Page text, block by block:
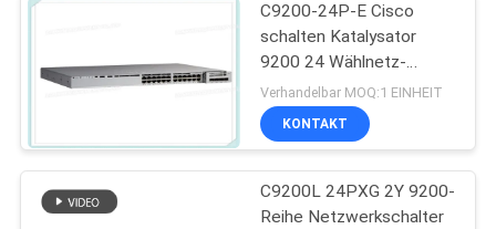
C9200-24P-E Cisco
schalten Katalysator
9200 24 Wählnetz-
Wesensmerkmale des
Hafen-PoE+
Verhandelbar MOQ:1 EINHEIT
KONTAKT
C9200L 24PXG 2Y 9200-
Reihe Netzwerkschalter